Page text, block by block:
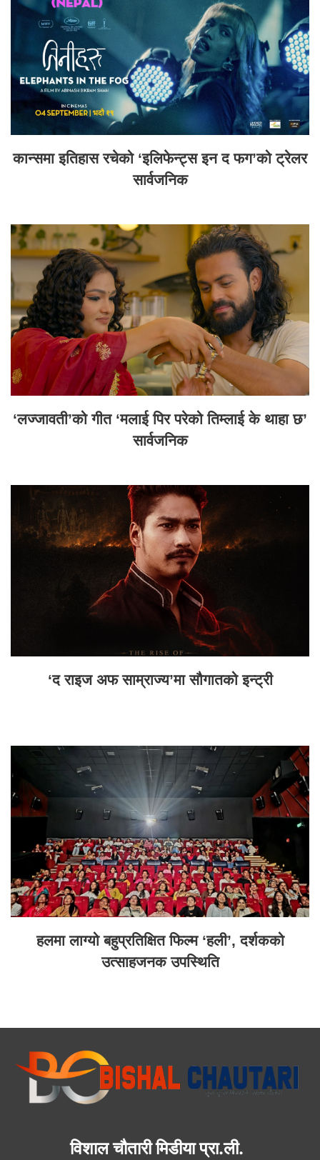
कान्समा इतिहास रचेको ‘इलिफेन्ट्स इन द फग’को ट्रेलर
सार्वजनिक
‘लज्जावती’को गीत ‘मलाई पिर परेको तिम्लाई के थाहा छ’
सार्वजनिक
‘द राइज अफ साम्राज्य’मा सौगातको इन्ट्री
हलमा लाग्यो बहुप्रतिक्षित फिल्म ‘हली’, दर्शकको
उत्साहजनक उपस्थिति
विशाल चौतारी मिडीया प्रा.ली.